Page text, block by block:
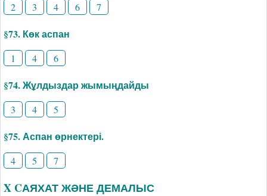
2 3 4 6 7
§73. Көк аспан
1 4 6
§74. Жұлдыздар жымыңдайды
3 4 5
§75. Аспан өрнектері.
4 5 7
X CАЯХАТ ЖӘНЕ ДЕМАЛЫС